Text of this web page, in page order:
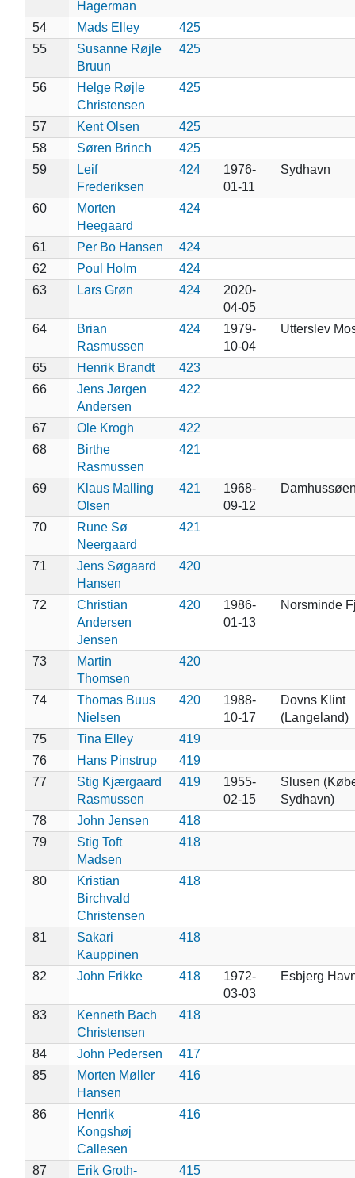
Hagerman
54
Mads Elley
425
55
Susanne Røjle
Bruun
425
56
Helge Røjle
Christensen
425
57 Kent Olsen
425
58
Søren Brinch
425
59
Leif
Frederiksen
424
1976-
01-11
Sydhavn
60
Morten
Heegaard
424
61 Per Bo Hansen
424
62
Poul Holm
424
63
Lars Grøn 424
2020-
04-05
64
Brian
Rasmussen
424
1979-
10-04
Utterslev
65 Henrik Brandt
423
66
Jens Jørgen
Andersen
422
67 Ole Krogh
422
68
Birthe
Rasmussen
421
69
Klaus Malling
Olsen
421
1968-
09-12
70
Rune Sø
Neergaard
421
71
Jens Søgaard
Hansen
420
72
Christian
Andersen
Jensen
420
1986-
01-13
Norsminde
73
Martin
Thomsen
420
74
Thomas Buus
Nielsen
420
1988-
10-17
Dovns Klint
(Langeland)
75
Tina Elley
419
76
Hans Pinstrup
419
77
Stig Kjærgaard
Rasmussen
419
1955-
02-15
Slusen
Sydhavn)
78
John Jensen
418
79
Stig Toft
Madsen
418
80
Kristian
Birchvald
Christensen
418
81
Sakari
Kauppinen
418
82 John Frikke 418
1972-
03-03
Esbjerg
83
Kenneth Bach
Christensen
418
84 John Pedersen
417
85
Morten Møller
Hansen
416
86
Henrik
Kongshøj
Callesen
416
87
Erik Groth-
415